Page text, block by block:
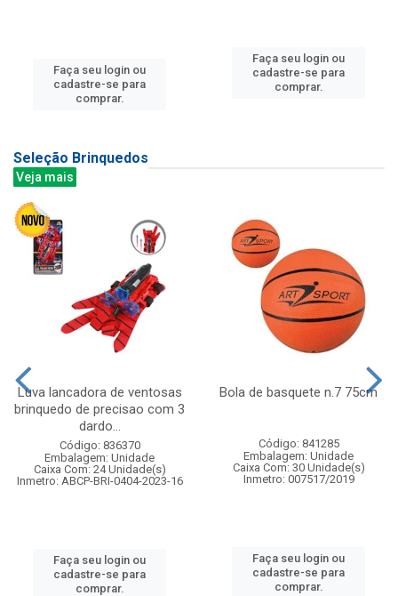
Faça seu login ou
cadastre-se para
comprar.
Faça seu login ou
cadastre-se para
comprar.
Seleção Brinquedos
Veja mais
Luva lancadora de ventosas
brinquedo de precisao com 3
dardo...
Código: 836370
Embalagem: Unidade
Caixa Com: 24 Unidade(s)
Inmetro: ABCP-BRI-0404-2023-16
Faça seu login ou
cadastre-se para
comprar.
Bola de basquete n.7 75cm
Código: 841285
Embalagem: Unidade
Caixa Com: 30 Unidade(s)
Inmetro: 007517/2019
Faça seu login ou
cadastre-se para
comprar.